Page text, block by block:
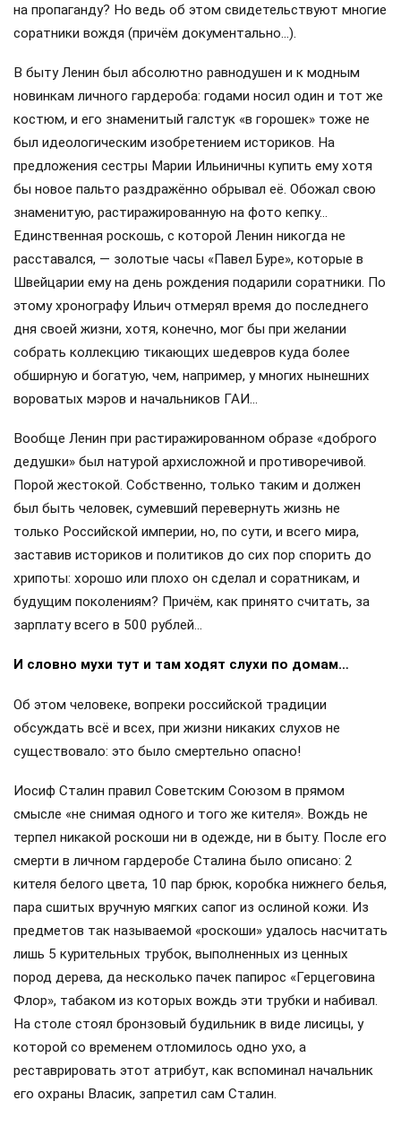
на пропаганду? Но ведь об этом свидетельствуют многие
соратники вождя (причём документально…).
В быту Ленин был абсолютно равнодушен и к модным
новинкам личного гардероба: годами носил один и тот же
костюм, и его знаменитый галстук «в горошек» тоже не
был идеологическим изобретением историков. На
предложения сестры Марии Ильиничны купить ему хотя
бы новое пальто раздражённо обрывал её. Обожал свою
знаменитую, растиражированную на фото кепку…
Единственная роскошь, с которой Ленин никогда не
расставался, — золотые часы «Павел Буре», которые в
Швейцарии ему на день рождения подарили соратники. По
этому хронографу Ильич отмерял время до последнего
дня своей жизни, хотя, конечно, мог бы при желании
собрать коллекцию тикающих шедевров куда более
обширную и богатую, чем, например, у многих нынешних
вороватых мэров и начальников ГАИ…
Вообще Ленин при растиражированном образе «доброго
дедушки» был натурой архисложной и противоречивой.
Порой жестокой. Собственно, только таким и должен
был быть человек, сумевший перевернуть жизнь не
только Российской империи, но, по сути, и всего мира,
заставив историков и политиков до сих пор спорить до
хрипоты: хорошо или плохо он сделал и соратникам, и
будущим поколениям? Причём, как принято считать, за
зарплату всего в 500 рублей…
И словно мухи тут и там ходят слухи по домам…
Об этом человеке, вопреки российской традиции
обсуждать всё и всех, при жизни никаких слухов не
существовало: это было смертельно опасно!
Иосиф Сталин правил Советским Союзом в прямом
смысле «не снимая одного и того же кителя». Вождь не
терпел никакой роскоши ни в одежде, ни в быту. После его
смерти в личном гардеробе Сталина было описано: 2
кителя белого цвета, 10 пар брюк, коробка нижнего белья,
пара сшитых вручную мягких сапог из ослиной кожи. Из
предметов так называемой «роскоши» удалось насчитать
лишь 5 курительных трубок, выполненных из ценных
пород дерева, да несколько пачек папирос «Герцеговина
Флор», табаком из которых вождь эти трубки и набивал.
На столе стоял бронзовый будильник в виде лисицы, у
которой со временем отломилось одно ухо, а
реставрировать этот атрибут, как вспоминал начальник
его охраны Власик, запретил сам Сталин.